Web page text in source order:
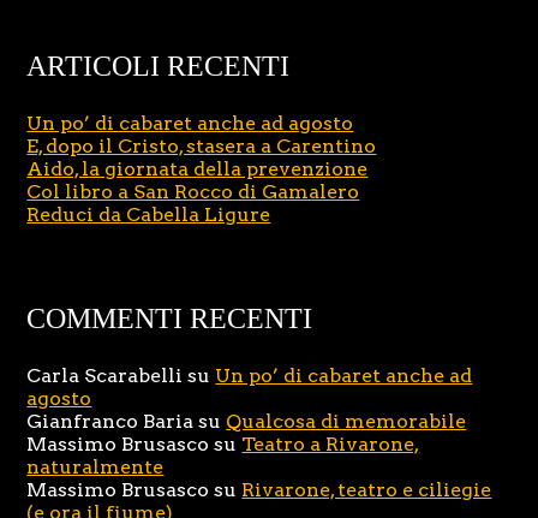
ARTICOLI RECENTI
Un po’ di cabaret anche ad agosto
E, dopo il Cristo, stasera a Carentino
Aido, la giornata della prevenzione
Col libro a San Rocco di Gamalero
Reduci da Cabella Ligure
COMMENTI RECENTI
Carla Scarabelli su Un po’ di cabaret anche ad
agosto
Gianfranco Baria su Qualcosa di memorabile
Massimo Brusasco su Teatro a Rivarone,
naturalmente
Massimo Brusasco su Rivarone, teatro e ciliegie
(e ora il fiume)